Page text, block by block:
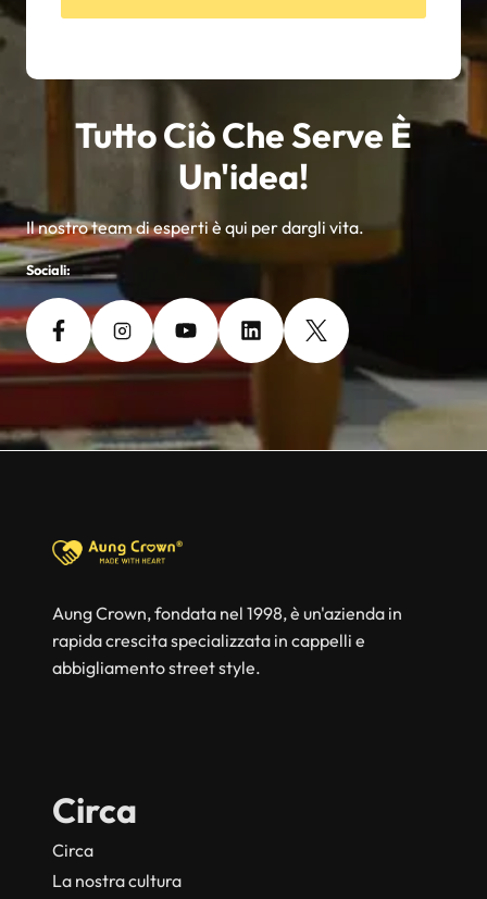
Tutto Ciò Che Serve È
Un'idea!
Il nostro team di esperti è qui per dargli vita.
Sociali:
Aung Crown, fondata nel 1998, è un'azienda in
rapida crescita specializzata in cappelli e
abbigliamento street style.
Circa
Circa
La nostra cultura